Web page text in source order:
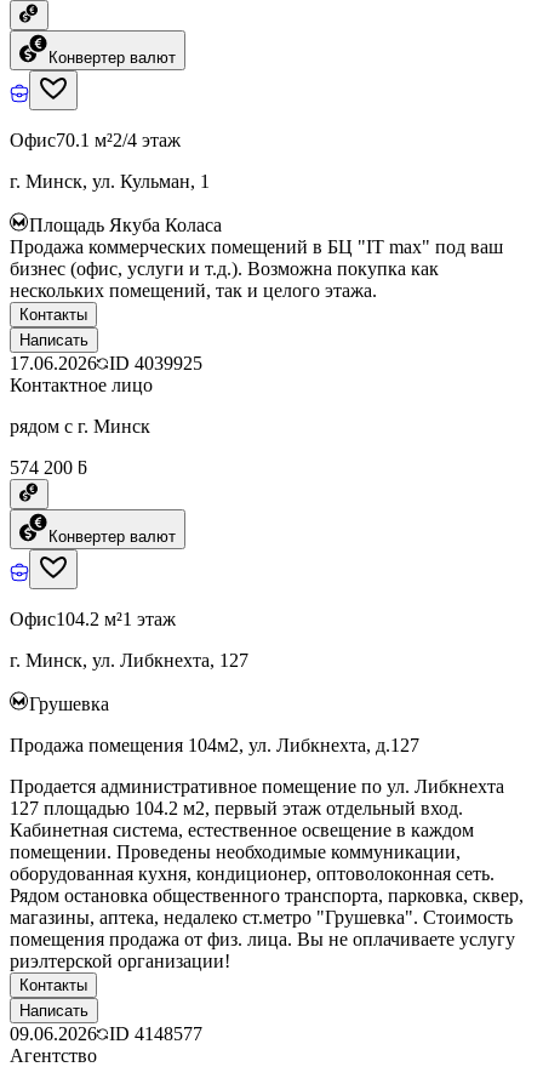
Конвертер валют
Офис70.1 м²2/4 этаж
г. Минск, ул. Кульман, 1
Площадь Якуба Коласа
Продажа коммерческих помещений в БЦ "IT max" под ваш
бизнес (офис, услуги и т.д.). Возможна покупка как
нескольких помещений, так и целого этажа.
Контакты
Написать
17.06.2026 ID 4039925
Контактное лицо
рядом с г. Минск
574 200 ƃ
Конвертер валют
Офис104.2 м²1 этаж
г. Минск, ул. Либкнехта, 127
Грушевка
Продажа помещения 104м2, ул. Либкнехта, д.127
Продается административное помещение по ул. Либкнехта
127 площадью 104.2 м2, первый этаж отдельный вход.
Кабинетная система, естественное освещение в каждом
помещении. Проведены необходимые коммуникации,
оборудованная кухня, кондиционер, оптоволоконная сеть.
Рядом остановка общественного транспорта, парковка, сквер,
магазины, аптека, недалеко ст.метро "Грушевка". Стоимость
помещения продажа от физ. лица. Вы не оплачиваете услугу
риэлтерской организации!
Контакты
Написать
09.06.2026 ID 4148577
Агентство